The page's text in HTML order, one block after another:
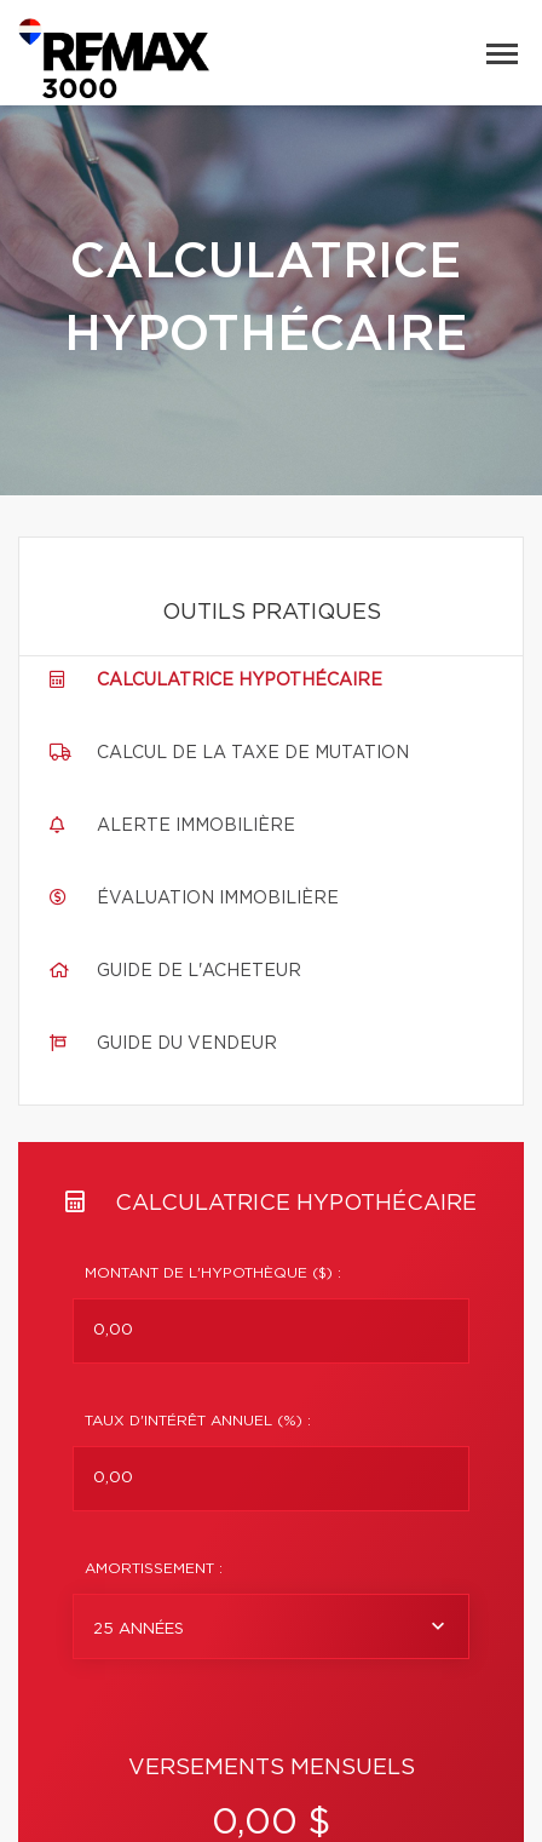
CALCULATRICE
HYPOTHÉCAIRE
OUTILS PRATIQUES
CALCULATRICE HYPOTHÉCAIRE
CALCUL DE LA TAXE DE MUTATION
ALERTE IMMOBILIÈRE
ÉVALUATION IMMOBILIÈRE
GUIDE DE L'ACHETEUR
GUIDE DU VENDEUR
CALCULATRICE HYPOTHÉCAIRE
MONTANT DE L'HYPOTHÈQUE ($) :
TAUX D'INTÉRÊT ANNUEL (%) :
AMORTISSEMENT :
25 ANNÉES
VERSEMENTS MENSUELS
0,00 $